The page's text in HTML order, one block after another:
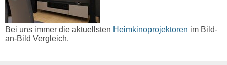
Bei uns immer die aktuellsten Heimkinoprojektoren im Bild-
an-Bild Vergleich.